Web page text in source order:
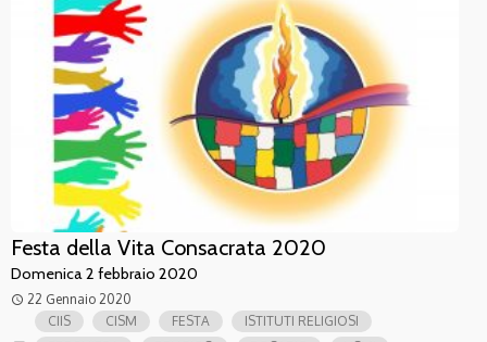
Festa della Vita Consacrata 2020
Domenica 2 febbraio 2020
access_time 22 Gennaio 2020
CIIS CISM FESTA
ISTITUTI RELIGIOSI